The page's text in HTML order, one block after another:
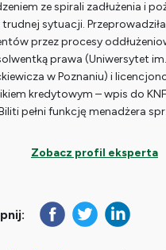
ze spirali zadłużenia i
sytuacji.
przez procesy
prawa (Uniwersytet
w Poznaniu) i
kredytowym – wpis do
pełni funkcję menadżera
Zobacz profil eksperta